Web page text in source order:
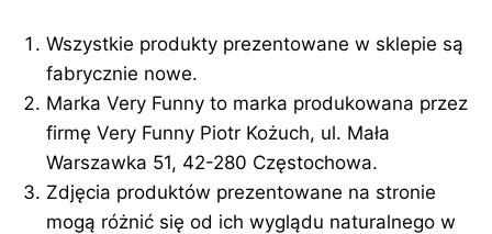
Wszystkie produkty prezentowane w sklepie są
fabrycznie nowe.
Marka Very Funny to marka produkowana przez
firmę Very Funny Piotr Kożuch, ul. Mała
Warszawka 51, 42-280 Częstochowa.
Zdjęcia produktów prezentowane na stronie
mogą różnić się od ich wyglądu naturalnego w